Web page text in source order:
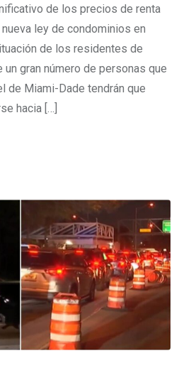
de los precios de renta
ley de condominios en
de los residentes de
un gran número de personas que
de Miami-Dade tendrán que
hacia […]